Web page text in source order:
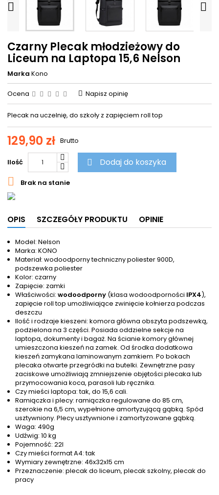
 
Czarny Plecak młodzieżowy do
Liceum na Laptopa 15,6 Nelson
Marka Kono
Ocena Napisz opinię
Plecak na uczelnię, do szkoły z zapięciem roll top
129,90 zł Brutto
Ilość  Dodaj do koszyka
 Brak na stanie
OPIS SZCZEGÓŁY PRODUKTU OPINIE
Model: Nelson
Marka: KONO
Materiał: wodoodporny techniczny poliester 900D,
podszewka poliester
Kolor: czarny
Zapięcie: zamki
Właściwości: wodoodporny (klasa wodoodporności IPX4),
zapięcie roll top umożliwiające zwinięcie kołnierza podczas
deszczu
Ilość i rodzaje kieszeni: komora główna obszyta podszewką,
podzielona na 3 części. Posiada oddzielne sekcje na
laptopa, dokumenty i bagaż. Na ścianie komory głównej
umieszczona kieszeń na zamek. Od środka dodatkowa
kieszeń zamykana laminowanym zamkiem. Po bokach
plecaka otwarte przegródki na butelki. Zewnętrzne pasy
zaciskowe umożliwiają zmniejszenie objętości plecaka lub
przymocowania koca, parasoli lub ręcznika.
Czy mieści laptopa: tak, do 15,6 cali.
Ramiączka i plecy: ramiączka regulowane do 85 cm,
szerokie na 6,5 cm, wypełnione amortyzującą gąbką. Spód
usztywniony. Plecy usztywnione i zamortyzowane gąbką.
Waga: 490g
Udźwig: 10 kg
Pojemność: 22l
Czy mieści format A4: tak
Wymiary zewnętrzne: 46x32x15 cm
Przeznaczenie: plecak do liceum, plecak szkolny, plecak do
pracy